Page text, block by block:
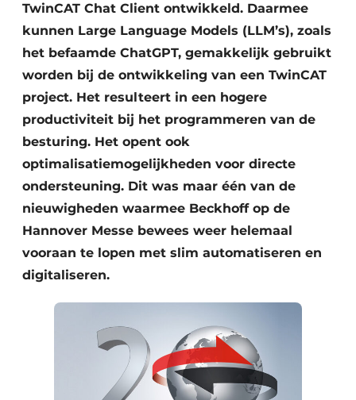
TwinCAT Chat Client ontwikkeld. Daarmee
kunnen Large Language Models (LLM’s), zoals
het befaamde ChatGPT, gemakkelijk gebruikt
worden bij de ontwikkeling van een TwinCAT
project. Het resulteert in een hogere
productiviteit bij het programmeren van de
besturing. Het opent ook
optimalisatiemogelijkheden voor directe
ondersteuning. Dit was maar één van de
nieuwigheden waarmee Beckhoff op de
Hannover Messe bewees weer helemaal
vooraan te lopen met slim automatiseren en
digitaliseren.